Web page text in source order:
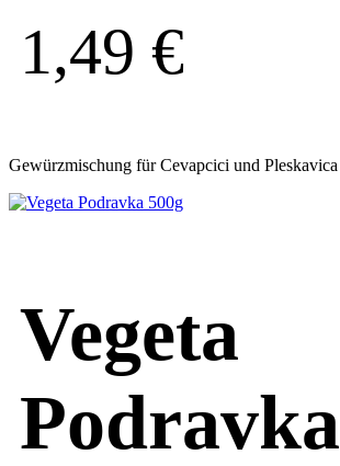
1,49 €
Gewürzmischung für Cevapcici und Pleskavica
Vegeta
Podravka